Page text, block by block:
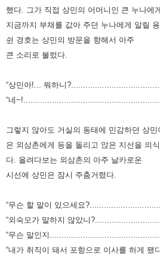
했다. 그가 직접 상민의 어머니인 큰 누나에
지금까지 부채를 값아 주던 누나에게 알릴
쉰 경호는 상민의 방문을 향해서 아주
큰 소리로 불렀다.
“상민아!... 뭐하니
“네
그렇지 않아도 거실의 동태에 민감하던 상
은 외삼촌에게 등을 돌리고 앉은 지선을 의
다. 올려다보는 외삼촌의 아주 날카로운
시선에 상민은 잠시 주춤거렸다.
“무슨 할 말이 있으세요
“외숙모가 말하지 않았니
“무슨 말인지
“내가 취직이 돼서 포항으로 이사를 하게 됐